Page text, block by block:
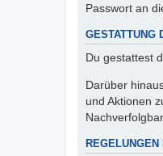
Passwort an
GESTATTUNG
Du gestattest
Darüber
und Aktionen